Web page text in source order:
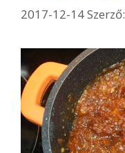
2017-12-14Szerző: